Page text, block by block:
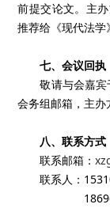
前提交论文。主
推荐给《现代法学
七、会议回执
敬请与会嘉
会务组邮箱，主办
八、联系方式
联系邮箱：
联系人：